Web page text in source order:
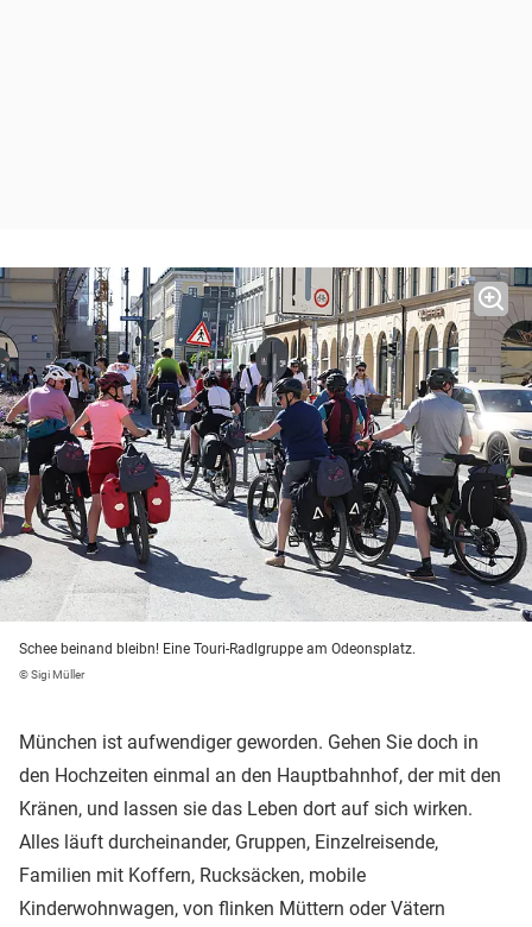
Schee beinand bleibn! Eine Touri-Radlgruppe am Odeonsplatz.
© Sigi Müller
München ist aufwendiger geworden. Gehen Sie doch in
den Hochzeiten einmal an den Hauptbahnhof, der mit den
Kränen, und lassen sie das Leben dort auf sich wirken.
Alles läuft durcheinander, Gruppen, Einzelreisende,
Familien mit Koffern, Rucksäcken, mobile
Kinderwohnwagen, von flinken Müttern oder Vätern